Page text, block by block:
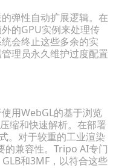
弹性自动扩展逻辑。在
的GPU实例来处理传
会终止这些多余的实
理员永久维护过度配置
用WebGL的基于浏览
缩和快速解析。在部署
。对于较重的工业渲染
的兼容性。Tripo AI专门
GLB和3MF，以符合这些